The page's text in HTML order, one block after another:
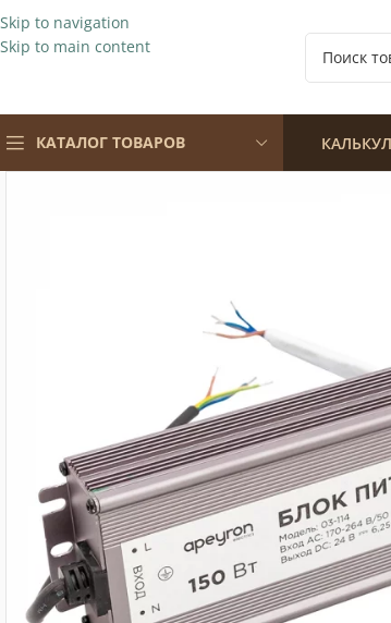
Skip to navigation
Skip to main content
КАТАЛОГ ТОВАРОВ